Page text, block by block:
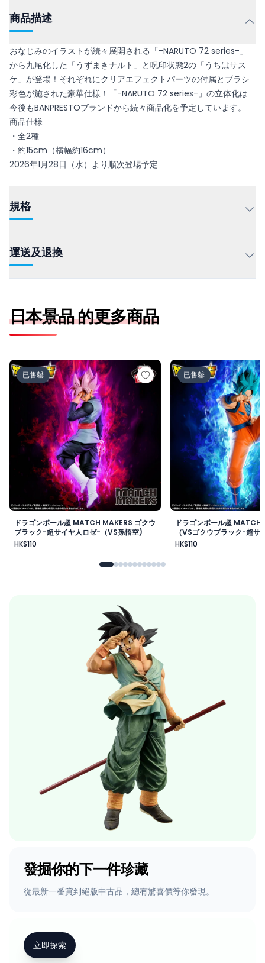
商品描述
おなじみのイラストが続々展開される「-NARUTO 72 series-」
から九尾化した「うずまきナルト」と呪印状態2の「うちはサス
ケ」が登場！それぞれにクリアエフェクトパーツの付属とブラシ
彩色が施された豪華仕様！「-NARUTO 72 series-」の立体化は
今後もBANPRESTOブランドから続々商品化を予定しています。
商品仕様
・全2種
・約15cm（横幅約16cm）
2026年1月28日（水）より順次登場予定
規格
運送及退換
日本景品 的更多商品
ドラゴンボール超 MATCH MAKERS ゴクウブラック-超サ
已售罄
ドラゴンボール超 MATCH MAKERS ゴクウ
ブラック-超サイヤ人ロゼ-（VS孫悟空)
HK$110
ドラゴンボール超
已售罄
ドラゴンボール超 MATCH
（VSゴクウブラック-超
HK$110
發掘你的下一件珍藏
從最新一番賞到絕版中古品，總有驚喜價等你發現。
立即探索